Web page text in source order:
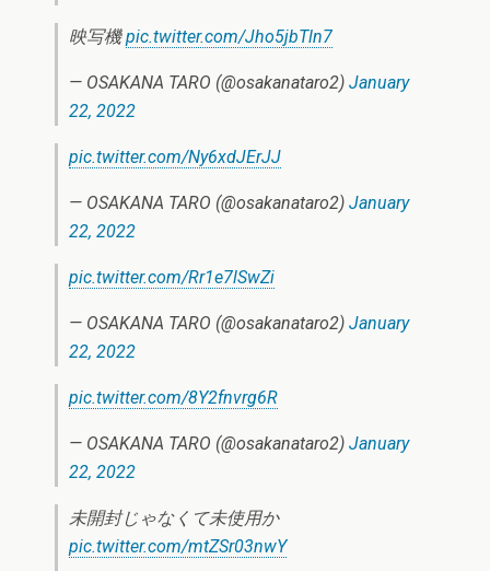
映写機pic.twitter.com/Jho5jbTln7
— OSAKANA TARO (@osakanataro2) January
22, 2022
pic.twitter.com/Ny6xdJErJJ
— OSAKANA TARO (@osakanataro2) January
22, 2022
pic.twitter.com/Rr1e7lSwZi
— OSAKANA TARO (@osakanataro2) January
22, 2022
pic.twitter.com/8Y2fnvrg6R
— OSAKANA TARO (@osakanataro2) January
22, 2022
未開封じゃなくて未使用か
pic.twitter.com/mtZSr03nwY